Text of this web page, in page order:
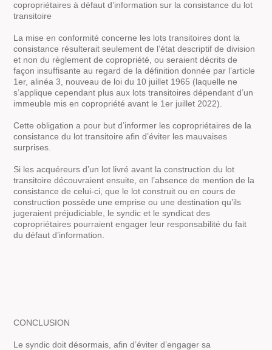
copropriétaires à défaut d’information sur la consistance du lot
transitoire
La mise en conformité concerne les lots transitoires dont la
consistance résulterait seulement de l’état descriptif de division
et non du règlement de copropriété, ou seraient décrits de
façon insuffisante au regard de la définition donnée par l’article
1er, alinéa 3, nouveau de loi du 10 juillet 1965 (laquelle ne
s’applique cependant plus aux lots transitoires dépendant d’un
immeuble mis en copropriété avant le 1er juillet 2022).
Cette obligation a pour but d’informer les copropriétaires de la
consistance du lot transitoire afin d’éviter les mauvaises
surprises.
Si les acquéreurs d’un lot livré avant la construction du lot
transitoire découvraient ensuite, en l’absence de mention de la
consistance de celui-ci, que le lot construit ou en cours de
construction possède une emprise ou une destination qu’ils
jugeraient préjudiciable, le syndic et le syndicat des
copropriétaires pourraient engager leur responsabilité du fait
du défaut d’information.
CONCLUSION
Le syndic doit désormais, afin d’éviter d’engager sa